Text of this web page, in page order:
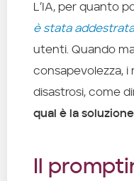
L’IA, per quanto
è stata addestrata
utenti. Quando
consapevolezza, i
disastrosi, come
qual è la soluzione
Il